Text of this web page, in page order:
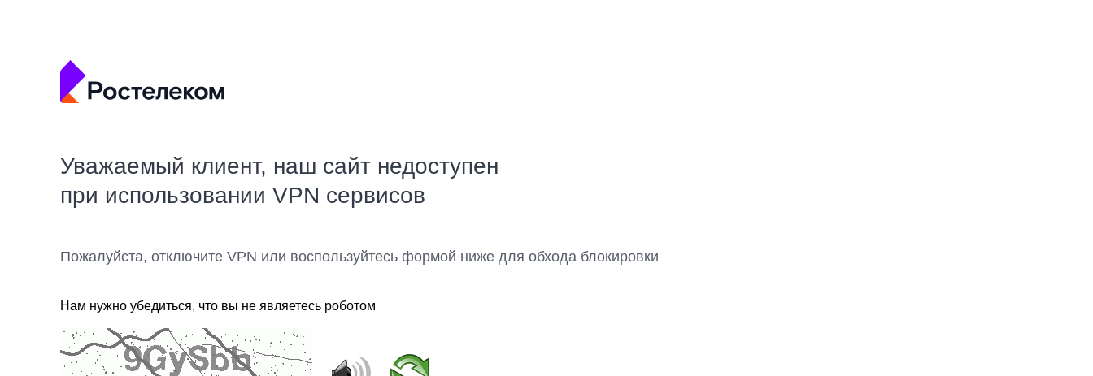
Уважаемый клиент, наш сайт недоступен
при использовании VPN сервисов
Пожалуйста, отключите VPN или воспользуйтесь формой ниже для обхода блокировки
Нам нужно убедиться, что вы не являетесь роботом